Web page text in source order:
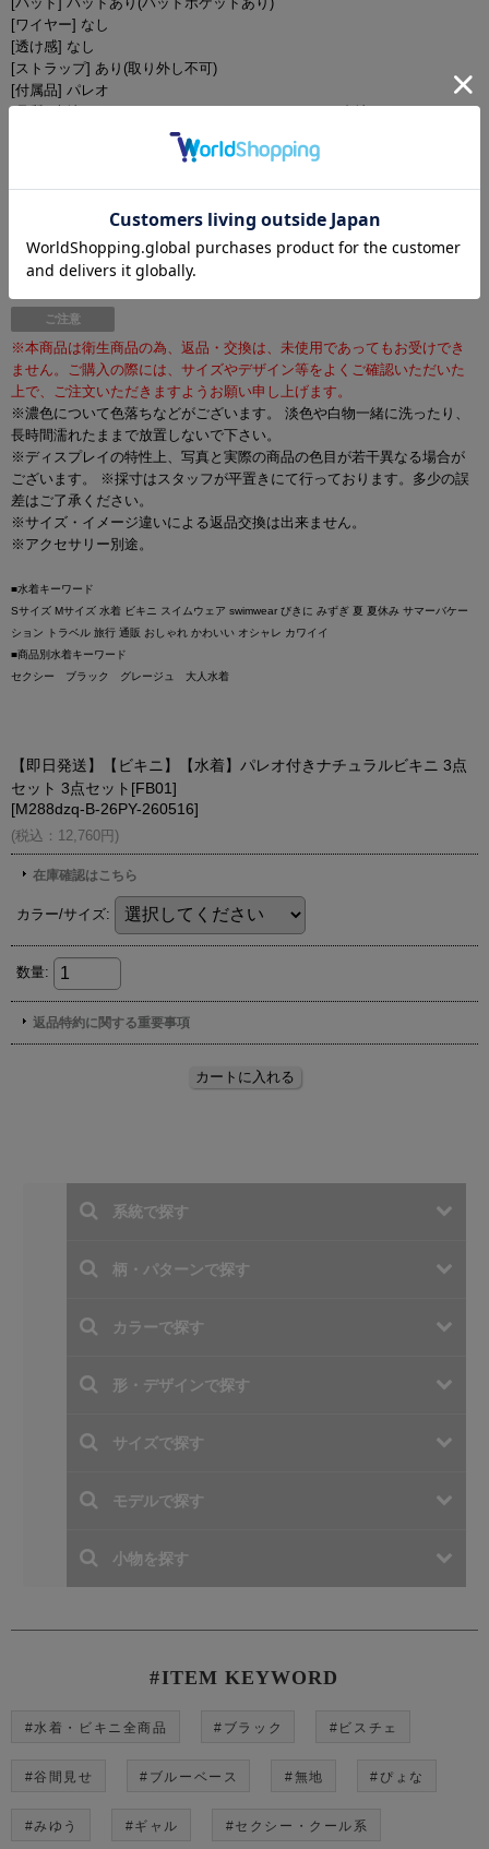
[ワイヤー] なし
[透け感] なし
[ストラップ] あり(取り外し不可)
[付属品] パレオ
[品質] 表地：ポリエステル 95% ポリウレタン 5% / 裏地：ポリエステル
PyunA.(ぴょな)/身長160cm/Sサイズ着用
ご注意
※本商品は衛生商品の為、返品・交換は、未使用であってもお受けでき
ません。ご購入の際には、サイズやデザイン等をよくご確認いただいた
上で、ご注文いただきますようお願い申し上げます。
※濃色について色落ちなどがございます。 淡色や白物一緒に洗ったり、
長時間濡れたままで放置しないで下さい。
※ディスプレイの特性上、写真と実際の商品の色目が若干異なる場合が
ございます。 ※採寸はスタッフが平置きにて行っております。多少の誤
差はご了承ください。
※サイズ・イメージ違いによる返品交換は出来ません。
※アクセサリー別途。
■水着キーワード
Sサイズ Mサイズ 水着 ビキニ スイムウェア swimwear びきに みずぎ 夏 夏休み サマーバケー
ション トラベル 旅行 通販 おしゃれ かわいい オシャレ カワイイ
■商品別水着キーワード
セクシー ブラック グレージュ 大人水着
#ITEM KEYWORD
#水着・ビキニ全商品 #ブラック #ビスチェ
#谷間見せ #ブルーベース #無地 #ぴょな
#みゆう #ギャル #セクシー・クール系